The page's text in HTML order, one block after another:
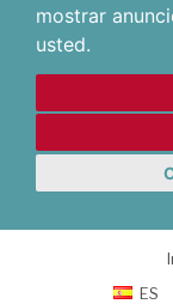
mostrar
usted.
ES